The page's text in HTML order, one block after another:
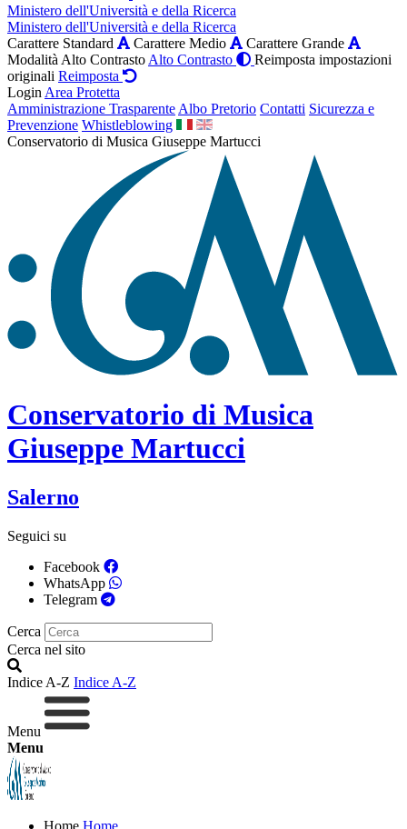
Ministero dell'Università e della Ricerca
Ministero dell'Università e della Ricerca
Carattere Standard
Carattere Medio
Carattere Grande
Modalità Alto Contrasto Alto Contrasto
Reimposta impostazioni
originali Reimposta
Login Area Protetta
Amministrazione Trasparente Albo Pretorio Contatti Sicurezza e
Prevenzione Whistleblowing
Conservatorio di Musica Giuseppe Martucci
Conservatorio di Musica
Giuseppe Martucci
Salerno
Seguici su
Facebook
WhatsApp
Telegram
Cerca
Cerca nel sito
Indice A-Z Indice A-Z
Menu
Menu
Home Home